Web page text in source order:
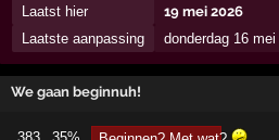
Laatst hier
19 mei 2026
Laatste aanpassing
donderdag 16
We gaan beginnuh!